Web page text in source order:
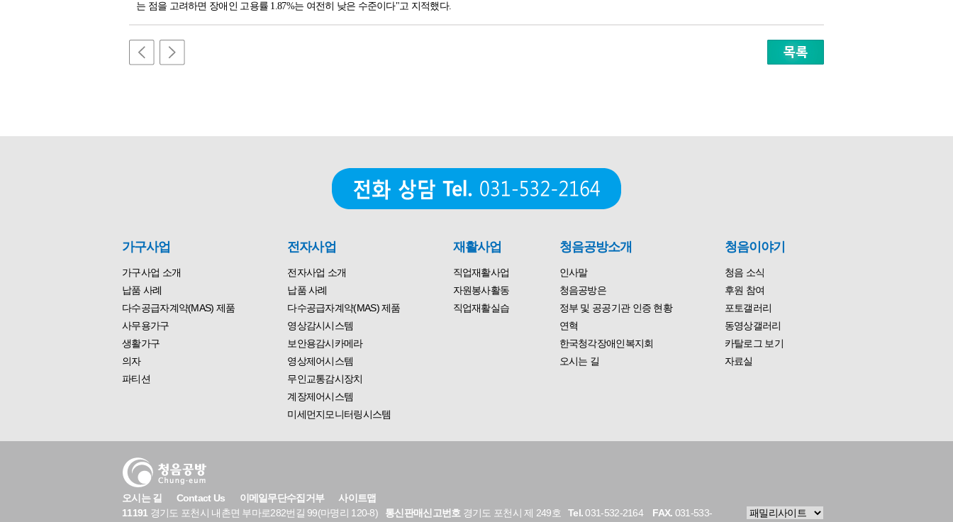
는 점을 고려하면 장애인 고용률 1.87%는 여전히 낮은 수준이다"고 지적했다.
가구사업
가구사업 소개
납품 사례
다수공급자계약(MAS) 제품
사무용가구
생활가구
의자
파티션
전자사업
전자사업 소개
납품 사례
다수공급자계약(MAS) 제품
영상감시시스템
보안용감시카메라
영상제어시스템
무인교통감시장치
계장제어시스템
미세먼지모니터링시스템
재활사업
직업재활사업
자원봉사활동
직업재활실습
청음공방소개
인사말
청음공방은
정부 및 공공기관 인증 현황
연혁
한국청각장애인복지회
오시는 길
청음이야기
청음 소식
후원 참여
포토갤러리
동영상갤러리
카탈로그 보기
자료실
오시는 길 Contact Us 이메일무단수집거부
사이트맵
11191 경기도 포천시 내촌면 부마로282번길 99(마명리 120-8) 통신판매신고번호 경기도 포천시 제 249호 Tel.031-532-2164 FAX. 031-533-